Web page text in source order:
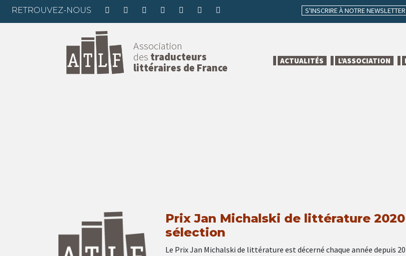
RETROUVEZ-NOUS S'INSCRIRE À NOTRE NEWSLETTER
Association
des traducteurs
littéraires de France
ACTUALITÉS L’ASSOCIATION
Prix Jan Michalski de littérature 2020
sélection
Le Prix Jan Michalski de littérature est décerné chaque année depuis